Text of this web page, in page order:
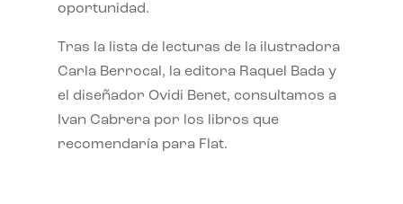
oportunidad.
Tras la lista de lecturas de la ilustradora
Carla Berrocal, la editora Raquel Bada y
el diseñador Ovidi Benet, consultamos a
Ivan Cabrera por los libros que
recomendaría para Flat.